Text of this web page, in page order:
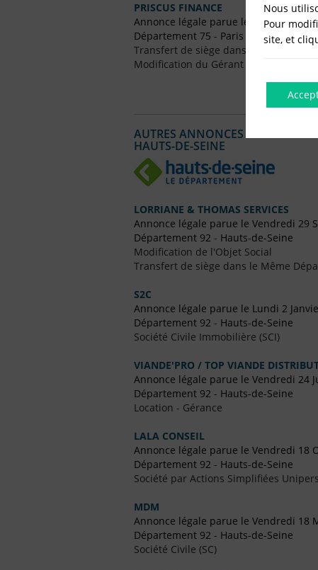
PRISCUS FINANCE
Annonce légale parue le Vendredi 8
Département 75 - Paris
Transfert de siège dans le Même
Modification du Gérant / Co-Gérant
AUTRES ANNONCES LÉGALES
HAUTS-DE-SEINE
LORRIANE & THOMAS SERVICES
Annonce légale parue le Vendredi 29
Département 92 - Hauts-de-Seine
Modification de l'Objet Social
Transfert de siège dans le Même
S2C
Annonce légale parue le Lundi 2
Département 92 - Hauts-de-Seine
Société Civile Immobilière (SCI)
VIANDE'PRO / TOP VIANDE
Annonce légale parue le Vendredi 24
Département 92 - Hauts-de-Seine
Location - Gérance
LALA CONSEIL
Annonce légale parue le Vendredi 18
Département 92 - Hauts-de-Seine
Société par Actions Simplifiées
MDM
Annonce légale parue le Vendredi 18
Département 92 - Hauts-de-Seine
Société Civile (SC)
Nous
Pour
site, et